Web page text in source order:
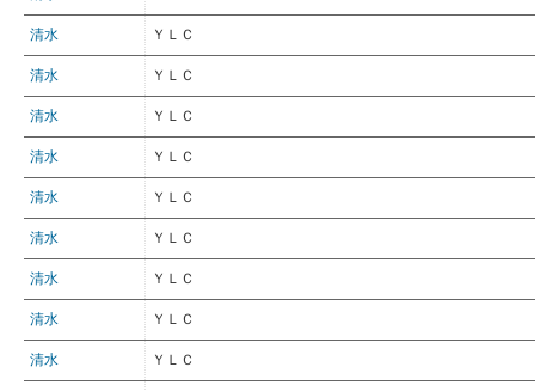
清水 ＹＬＣ
清水 ＹＬＣ
清水 ＹＬＣ
清水 ＹＬＣ
清水 ＹＬＣ
清水 ＹＬＣ
清水 ＹＬＣ
清水 ＹＬＣ
清水 ＹＬＣ